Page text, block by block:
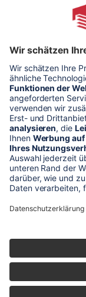
* Alle Preise
Unser Shop-
** LP =
Mitarbeitern
Produktabbildungen
der vorrätigen